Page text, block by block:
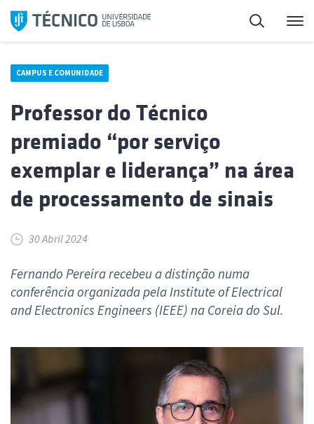
Saltar
para
Pesquisa
CAMPUS E COMUNIDADE
Professor do Técnico
premiado “por serviço
exemplar e liderança” na área
de processamento de sinais
30 Abril 2024
Fernando Pereira recebeu a distinção numa
conferência organizada pela Institute of Electrical
and Electronics Engineers (IEEE) na Coreia do Sul.